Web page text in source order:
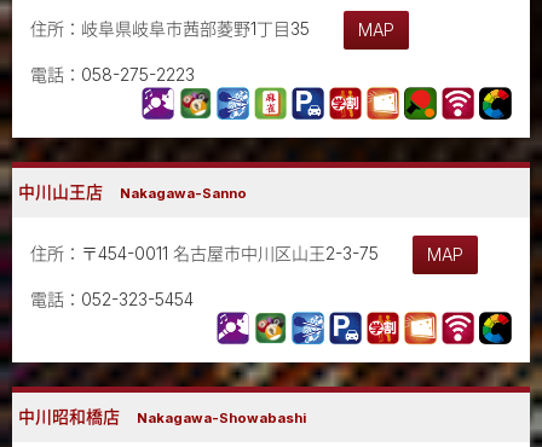
住所：岐阜県岐阜市茜部菱野1丁目35 MAP
電話：058-275-2223
中川山王店 Nakagawa-Sanno
住所：〒454-0011 名古屋市中川区山王2-3-75 MAP
電話：052-323-5454
中川昭和橋店 Nakagawa-Showabashi